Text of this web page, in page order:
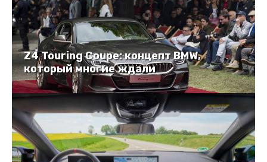
Z4 Touring Coupe: концепт BMW,
который многие ждали